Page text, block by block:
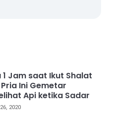
1 Jam saat Ikut Shalat
Ini Gemetar
Api ketika Sadar
2020